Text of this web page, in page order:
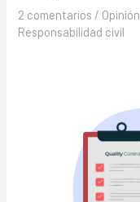
2 comentarios / Opinión
Responsabilidad civil